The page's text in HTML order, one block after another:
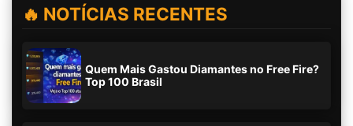
🔥 NOTÍCIAS RECENTES
Quem Mais Gastou Diamantes no Free Fire?
Top 100 Brasil